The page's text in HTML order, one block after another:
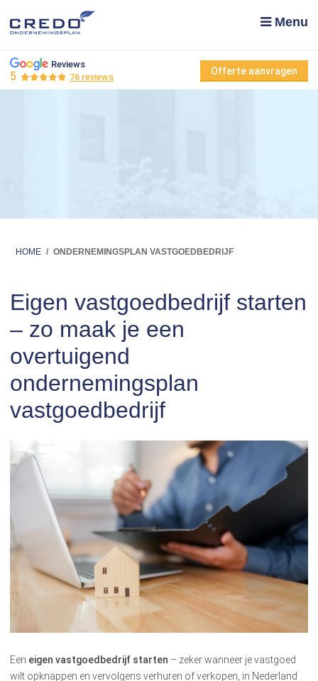
Menu
Reviews
5 76 reviews
Offerte aanvragen
HOME / ONDERNEMINGSPLAN VASTGOEDBEDRIJF
Eigen vastgoedbedrijf starten
– zo maak je een
overtuigend
ondernemingsplan
vastgoedbedrijf
Een eigen vastgoedbedrijf starten – zeker wanneer je vastgoed
wilt opknappen en vervolgens verhuren of verkopen, in Nederland